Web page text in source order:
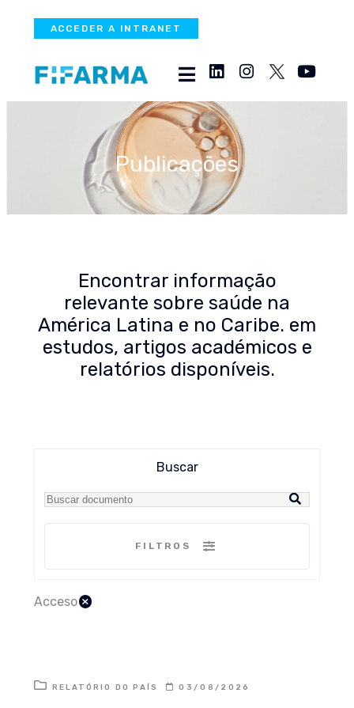
ACCEDER A INTRANET
Publicações
Encontrar informação
relevante sobre saúde na
América Latina e no Caribe. em
estudos, artigos académicos e
relatórios disponíveis.
RELATÓRIO DO PAÍS 03/08/2026
Buscar
FILTROS
Acceso ×